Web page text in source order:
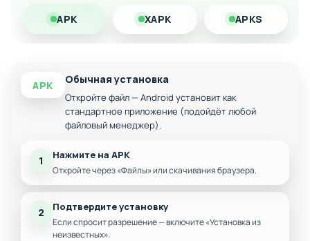
Все покупки доступны бесплатно
APK XAPK APKS
APK Обычная установка
Откройте файл — Android установит как
стандартное приложение (подойдёт любой
файловый менеджер).
1 Нажмите на APK
Откройте через «Файлы» или скачивания браузера.
2 Подтвердите установку
Если спросит разрешение — включите «Установка из
неизвестных».